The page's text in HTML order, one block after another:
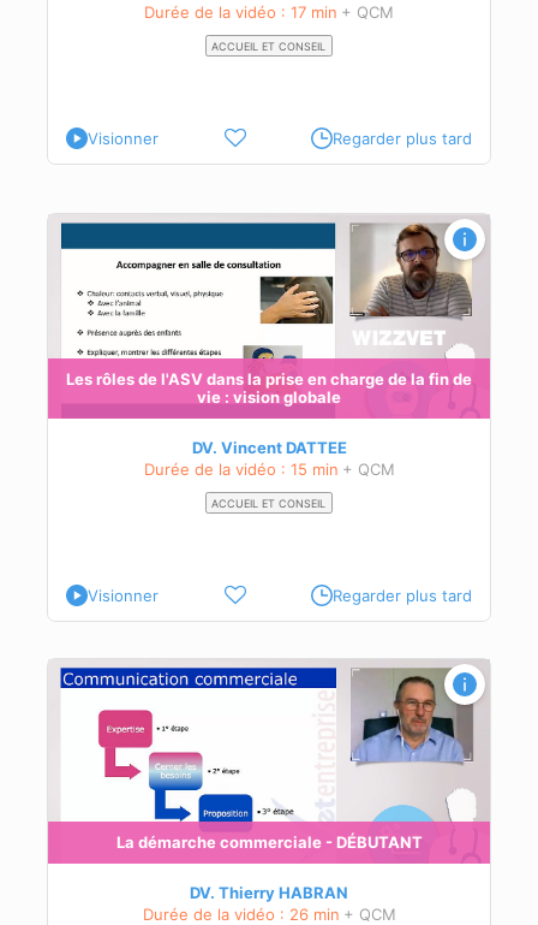
Durée de la vidéo : 17 min + QCM
ACCUEIL ET CONSEIL
Visionner Regarder plus tard
Les rôles de l'ASV dans la prise en charge de la fin de
vie : vision globale
DV. Vincent DATTEE
Durée de la vidéo : 15 min + QCM
ACCUEIL ET CONSEIL
Visionner Regarder plus tard
La démarche commerciale - DÉBUTANT
DV. Thierry HABRAN
Durée de la vidéo : 26 min + QCM